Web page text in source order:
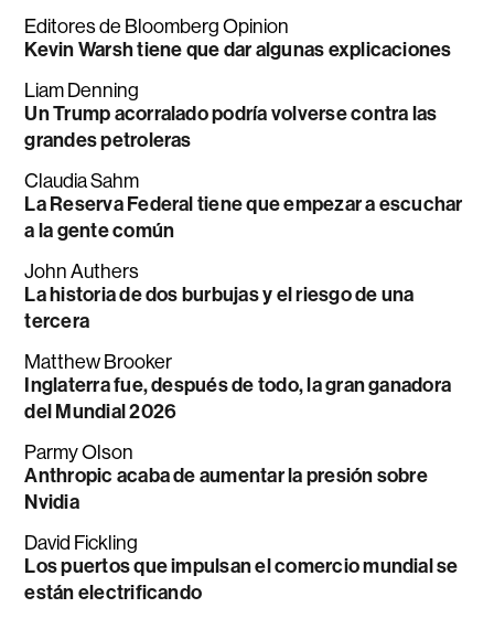
Editores de Bloomberg Opinion
Kevin Warsh tiene que dar algunas explicaciones
Liam Denning
Un Trump acorralado podría volverse contra las
grandes petroleras
Claudia Sahm
La Reserva Federal tiene que empezar a escuchar
a la gente común
John Authers
La historia de dos burbujas y el riesgo de una
tercera
Matthew Brooker
Inglaterra fue, después de todo, la gran ganadora
del Mundial 2026
Parmy Olson
Anthropic acaba de aumentar la presión sobre
Nvidia
David Fickling
Los puertos que impulsan el comercio mundial se
están electrificando